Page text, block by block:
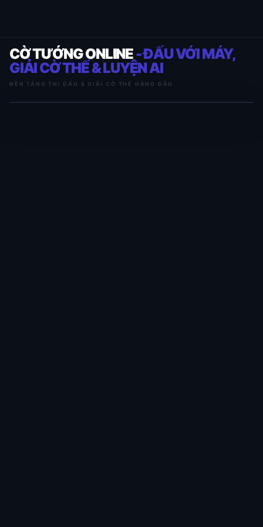
CỜ TƯỚNG ONLINE- ĐẤU VỚI MÁY,
GIẢI CỜ THẾ & LUYỆN AI
NỀN TẢNG THI ĐẤU & GIẢI CỜ THẾ HÀNG ĐẦU